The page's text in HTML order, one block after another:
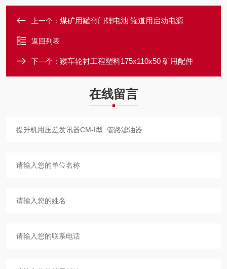
上一个： 煤矿用罐帘门锂电池 罐道用启动电源
返回列表
下一个： 猴车轮衬工程塑料175x110x50 矿用配件
在线留言